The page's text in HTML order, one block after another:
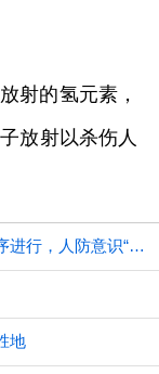
射的氢元素，
放射以杀伤人
今天，上海全市防空警报试鸣！演练科普有序进行，人防意识“声入人心”
地